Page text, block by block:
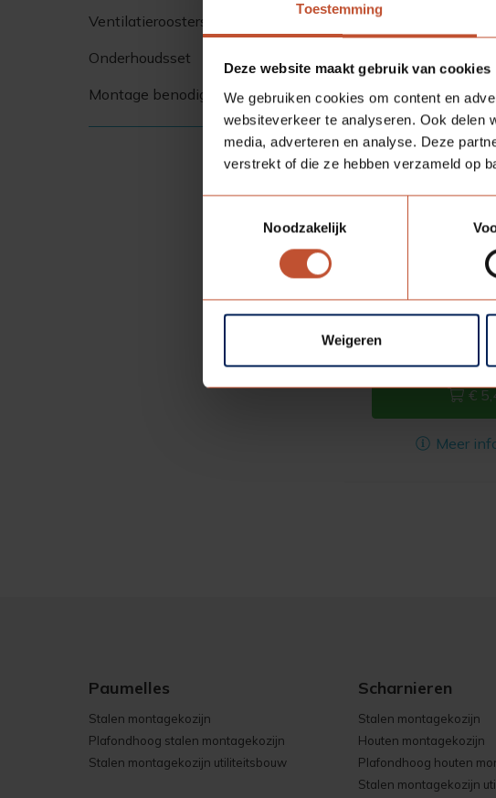
Toestemming
Deze website maakt gebruik van cookies
We gebruiken cookies om content en
websiteverkeer te analyseren. Ook delen
media, adverteren en analyse. Deze
verstrekt of die ze hebben verzameld op
Noodzakelijk
Weigeren
Ventilatieroosters
Onderhoudsset
Montage benodigdheden
€
Sluitplaat
€
Meer
Paumelles
Stalen montagekozijn
Plafondhoog stalen montagekozijn
Stalen montagekozijn utiliteitsbouw
Scharnieren
Stalen montagekozijn
Houten montagekozijn
Plafondhoog houten
Stalen montagekozijn